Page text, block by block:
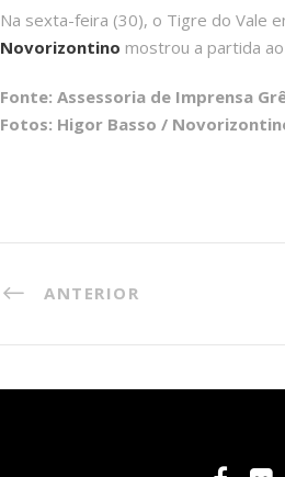
Na sexta-feira (30), o Tigre do Vale
Novorizontino mostrou a partida
Fonte: Assessoria de Imprensa
Fotos: Higor Basso /
ANTERIOR